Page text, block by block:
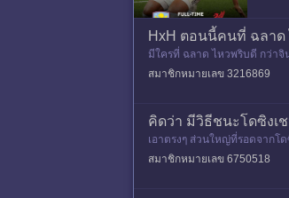
HxH ตอนนี้คนที่ ฉลาด
มีใครที่ ฉลาด ไหวพริบดี กว่าจิ
สมาชิกหมายเลข 3216869
คิดว่า มีวิธีชนะโดซิงเ
เอาตรงๆ ส่วนใหญ่ที่รอดจากโ
กลับจับเท็จอะไรไม่ได้เ
สมาชิกหมายเลข 6750518